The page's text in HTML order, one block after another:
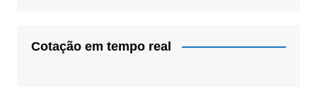
Cotação em tempo real